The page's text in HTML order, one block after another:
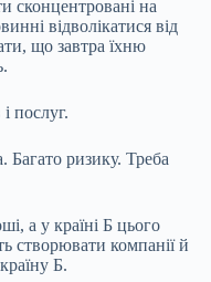
сконцентровані на
відволікатися від
що завтра їхню
послуг.
Багато ризику. Треба
а у країні Б цього
створювати компанії й
Б.